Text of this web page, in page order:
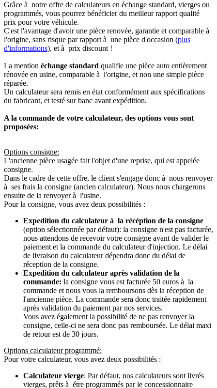
Grâce à notre offre de calculateurs en échange standard, vierges ou
programmés, vous pourrez bénéficier du meilleur rapport qualité
prix pour votre véhicule.
C'est l'avantage d'avoir une pièce renovée, garantie et comparable à
l'origine, sans risque par rapport à une pièce d'occasion (plus
d'informations), et à prix discount !
La mention échange standard qualifie une pièce auto entièrement
rénovée en usine, comparable à l'origine, et non une simple pièce
réparée.
Un calculateur sera remis en état conformément aux spécifications
du fabricant, et testé sur banc avant expédition.
A la commande de votre calculateur, des options vous sont
proposées:
Options consigne:
L'ancienne pièce usagée fait l'objet d'une reprise, qui est appelée
consigne.
Dans le cadre de cette offre, le client s'engage donc à nous renvoyer
à ses frais la consigne (ancien calculateur). Nous nous chargerons
ensuite de la renvoyer à l'usine.
Pour la consigne, vous avez deux possibilités :
Expedition du calculateur à la récéption de la consigne
(option sélectionnée par défaut): la consigne n'est pas facturée,
nous attendons de recevoir votre consigne avant de valider le
paiement et la commande du calculateur d'injection. Le délai
de livraison du calculateur dépendra donc du délai de
réception de la consigne.
Expedition du calculateur après validation de la
commande: la consigne vous est facturée 50 euros à la
commande et nous vous la remboursons dès la réception de
l'ancienne pièce. La commande sera donc traitée rapidement
après validation du paiement par nos services.
Vous avez également la possibilité de ne pas renvoyer la
consigne, celle-ci ne sera donc pas remboursée. Le délai maxi
de retour est de 30 jours.
Options calculateur programmé:
Pour votre calculateur, vous avez deux possibilités :
Calculateur vierge: Par défaut, nos calculateurs sont livrés
vierges, prêts à étre programmés par le concessionnaire